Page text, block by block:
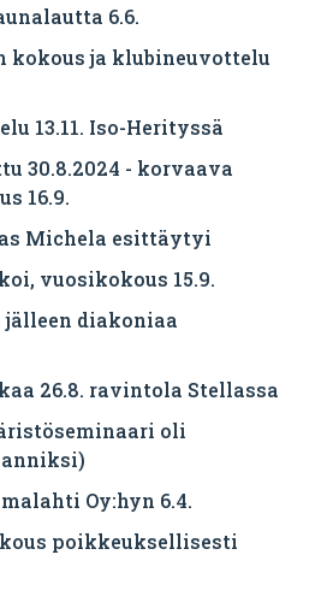
6.6.
kokous ja klubineuvottelu
13.11. Iso-Herityssä
30.8.2024 - korvaava
16.9.
Michela esittäytyi
vuosikokous 15.9.
diakoniaa
26.8. ravintola Stellassa
oli
Oy:hyn 6.4.
poikkeuksellisesti